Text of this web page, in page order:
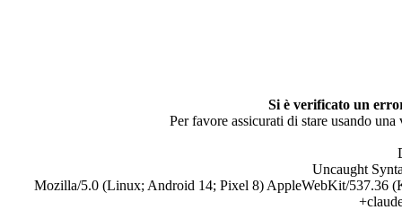
Si è verificato un
Per favore assicurati di stare usando
Uncaught
Mozilla/5.0 (Linux; Android 14; Pixel 8) AppleWebKit/537.36